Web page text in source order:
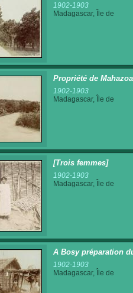
1902-1903
Madagascar, Île de
Propriété de
1902-1903
Madagascar, Île de
[Trois femmes]
1902-1903
Madagascar, Île de
A Bosy préparation
1902-1903
Madagascar, Île de